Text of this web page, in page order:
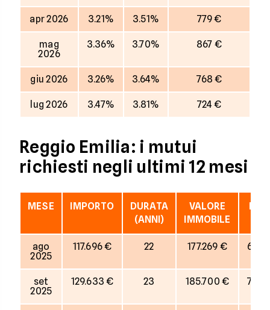
apr 2026 3.21% 3.51% 779 €
mag
2026
3.36% 3.70% 867 €
giu 2026 3.26% 3.64% 768 €
lug 2026 3.47% 3.81% 724 €
Reggio Emilia: i mutui
richiesti negli ultimi 12 mesi
MESE IMPORTO
DURATA
(ANNI)
VALORE
IMMOBILE
LTV
ago
2025
117.696 € 22 177.269 € 66%
set
2025
129.633 € 23 185.700 € 70%